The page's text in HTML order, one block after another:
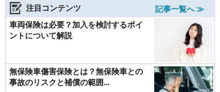
注目コンテンツ
記事一覧へ ≫
車両保険は必要？加入を検討するポイ
ントについて解説
無保険車傷害保険とは？無保険車との
事故のリスクと補償の範囲...